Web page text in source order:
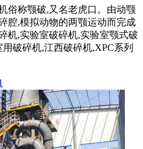
俗称颚破,又名老虎口。由动颚
腔,模拟动物的两颚运动而完成
机,实验室破碎机,实验室颚式破
破碎机,江西破碎机,XPC系列